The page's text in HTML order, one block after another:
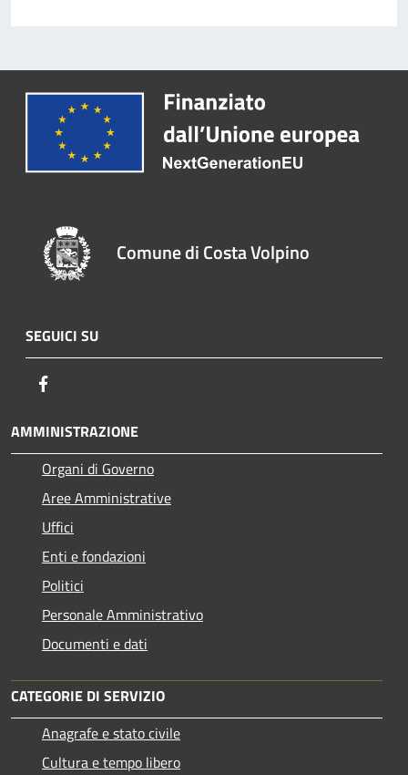
Comune di Costa Volpino
SEGUICI SU
AMMINISTRAZIONE
Organi di Governo
Aree Amministrative
Uffici
Enti e fondazioni
Politici
Personale Amministrativo
Documenti e dati
CATEGORIE DI SERVIZIO
Anagrafe e stato civile
Cultura e tempo libero